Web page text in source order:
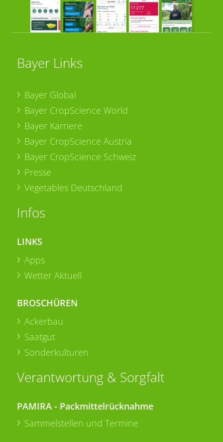
Bayer Links
Bayer Global
Bayer CropScience World
Bayer Karriere
Bayer CropScience Austria
Bayer CropScience Schweiz
Presse
Vegetables Deutschland
Infos
LINKS
Apps
Wetter Aktuell
BROSCHÜREN
Ackerbau
Saatgut
Sonderkulturen
Verantwortung & Sorgfalt
PAMIRA - Packmittelrücknahme
Sammelstellen und Termine